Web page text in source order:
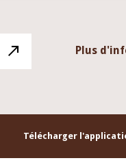
Plus
Télécharger